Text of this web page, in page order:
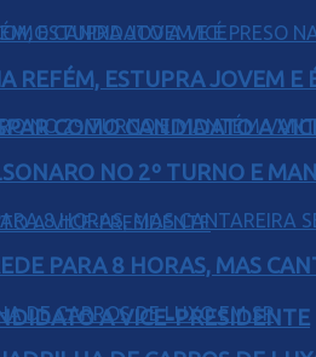
COMO CANDIDATO A
A VICE-PRESIDENTE
REFÉM, ESTUPRA JOVEM E
NO 2º TURNO E
PARA 8 HORAS, MAS